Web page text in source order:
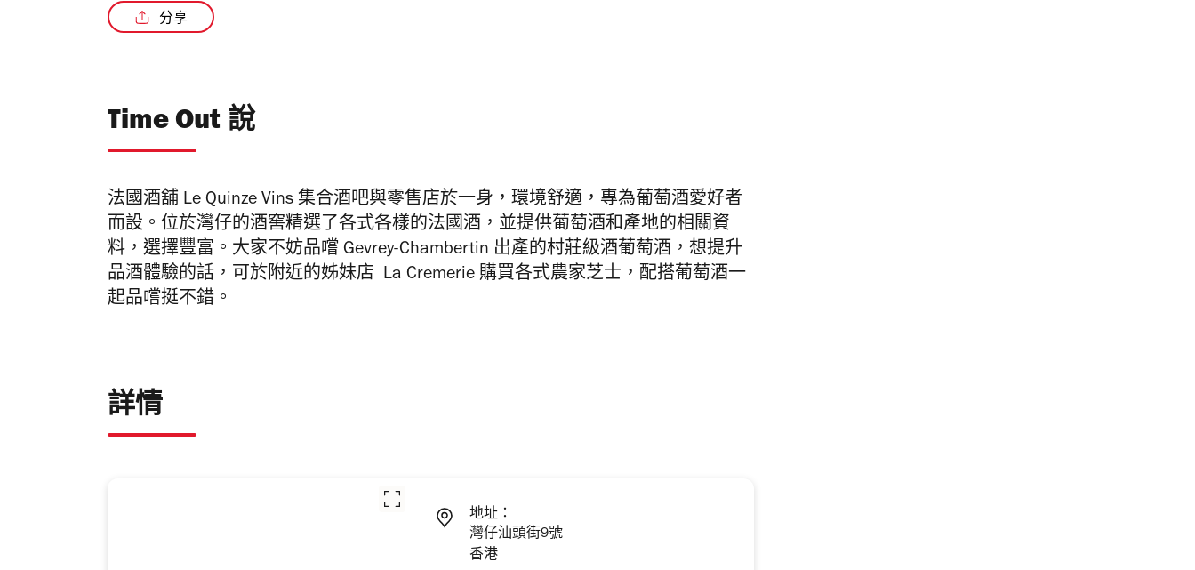
分享
Time Out 說
法國酒舖 Le Quinze Vins 集合酒吧與零售店於一身，環境舒適，專為葡萄酒愛好者
而設。位於灣仔的酒窖精選了各式各樣的法國酒，並提供葡萄酒和產地的相關資
料，選擇豐富。大家不妨品嚐 Gevrey-Chambertin 出產的村莊級酒葡萄酒，想提升
品酒體驗的話，可於附近的姊妹店 La Cremerie 購買各式農家芝士，配搭葡萄酒一
起品嚐挺不錯。
詳情
地址：
灣仔汕頭街9號
香港